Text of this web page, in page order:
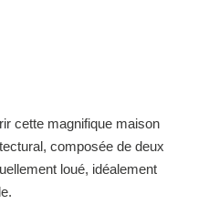
cette magnifique maison
composée de deux
loué, idéalement